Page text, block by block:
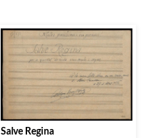
Salve Regina